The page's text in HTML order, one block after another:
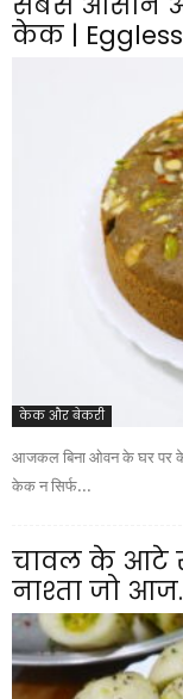
केक |
केक और बेकरी
आजकल बिना ओवन के घर पर
केक न सिर्फ...
चावल के आटे
नाश्ता जो